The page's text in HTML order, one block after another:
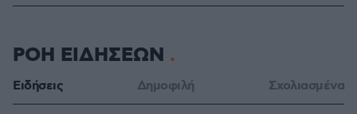
ΡΟΗ ΕΙΔΗΣΕΩΝ
Ειδήσεις Δημοφιλή Σχολιασμένα